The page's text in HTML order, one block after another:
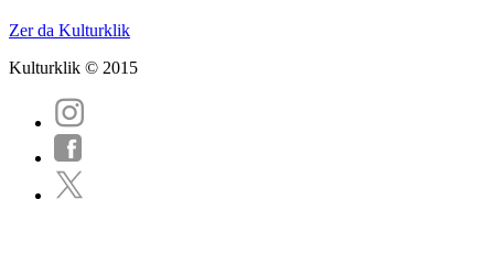
Zer da Kulturklik
Kulturklik © 2015